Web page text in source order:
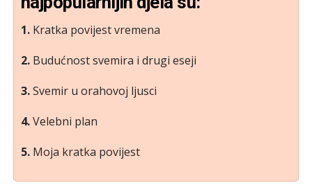
1.Kratka povijest vremena
2.Budućnost svemira i drugi eseji
3.Svemir u orahovoj ljusci
4.Velebni plan
5.Moja kratka povijest